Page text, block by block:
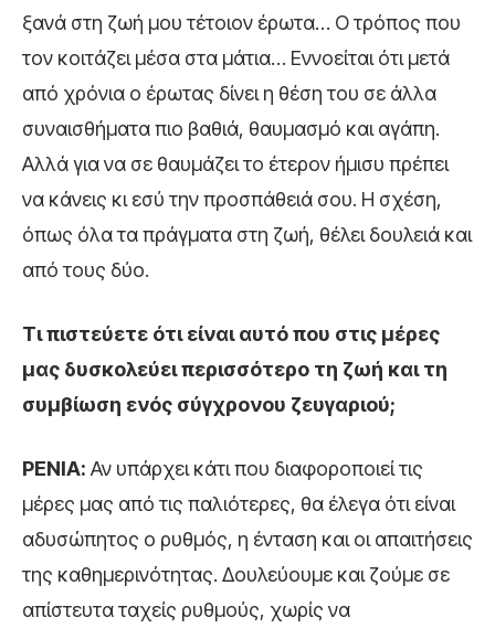
ξανά στη ζωή μου τέτοιον έρωτα… Ο τρόπος που
τον κοιτάζει μέσα στα μάτια… Εννοείται ότι μετά
από χρόνια ο έρωτας δίνει η θέση του σε άλλα
συναισθήματα πιο βαθιά, θαυμασμό και αγάπη.
Αλλά για να σε θαυμάζει το έτερον ήμισυ πρέπει
να κάνεις κι εσύ την προσπάθειά σου. Η σχέση,
όπως όλα τα πράγματα στη ζωή, θέλει δουλειά και
από τους δύο.
Τι πιστεύετε ότι είναι αυτό που στις μέρες
μας δυσκολεύει περισσότερο τη ζωή και τη
συμβίωση ενός σύγχρονου ζευγαριού;
ΡΕΝΙΑ: Αν υπάρχει κάτι που διαφοροποιεί τις
μέρες μας από τις παλιότερες, θα έλεγα ότι είναι
αδυσώπητος ο ρυθμός, η ένταση και οι απαιτήσεις
της καθημερινότητας. Δουλεύουμε και ζούμε σε
απίστευτα ταχείς ρυθμούς, χωρίς να